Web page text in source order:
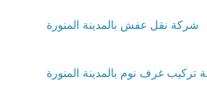
شركة نقل عفش بالمدينة المنورة
تركيب غرف نوم بالمدينة المنورة